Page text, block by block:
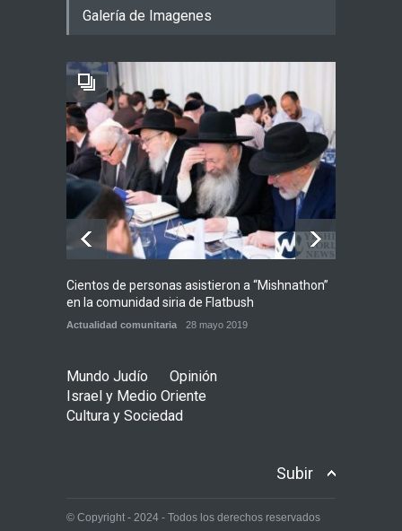
Jenin después de que un
Alarma en Israel: Crece el
temor de que el apoyo
bipartidista estadounidense
haya sufrido un daño
permanente
Israel y Medio Oriente
7 agosto 2026
Galería de Imagenes
Cientos de personas asistieron a “Mishnathon”
en la comunidad siria de Flatbush
Actualidad comunitaria 28 mayo 2019
Mundo Judío
Opinión
Israel y Medio Oriente
Cultura y Sociedad
Subir
© Copyright - 2024 - Todos los derechos reservados